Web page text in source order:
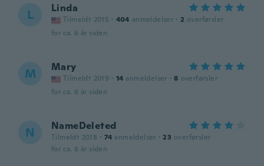
L Linda
Tilmeldt 2015 · 404 anmeldelser · 2 overførsler
for ca. 6 år siden
M Mary
Tilmeldt 2019 · 14 anmeldelser · 8 overførsler
for ca. 6 år siden
N NameDeleted
Tilmeldt 2018 · 74 anmeldelser · 23 overførsler
for ca. 6 år siden